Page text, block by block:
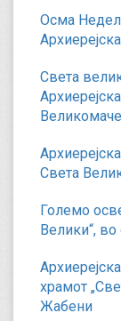
Осма
Света
Света
Големо
Велики“,
храмот
Жабени